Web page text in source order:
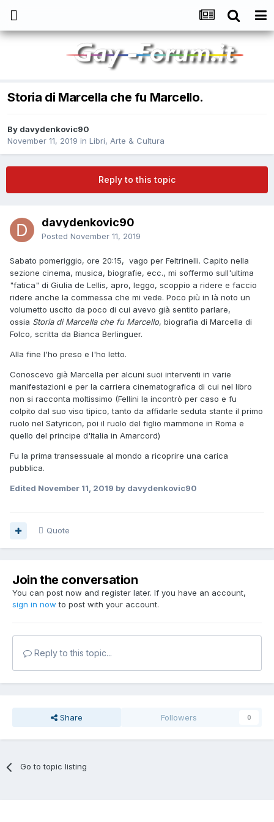
Storia di Marcella che fu Marcello.
By davydenkovic90
November 11, 2019 in Libri, Arte & Cultura
Reply to this topic
davydenkovic90
Posted November 11, 2019
Sabato pomeriggio, ore 20:15, vago per Feltrinelli. Capito nella
sezione cinema, musica, biografie, ecc., mi soffermo sull'ultima
"fatica" di Giulia de Lellis, apro, leggo, scoppio a ridere e faccio
ridere anche la commessa che mi vede. Poco più in là noto un
volumetto uscito da poco di cui avevo già sentito parlare,
ossia Storia di Marcella che fu Marcello, biografia di Marcella di
Folco, scritta da Bianca Berlinguer.
Alla fine l'ho preso e l'ho letto.
Conoscevo già Marcella per alcuni suoi interventi in varie
manifestazioni e per la carriera cinematografica di cui nel libro
non si racconta moltissimo (Fellini la incontrò per caso e fu
colpito dal suo viso tipico, tanto da affidarle seduta stante il primo
ruolo nel Satyricon, poi il ruolo del figlio mammone in Roma e
quello del principe d'Italia in Amarcord)
Fu la prima transessuale al mondo a ricoprire una carica
pubblica.
Edited November 11, 2019 by davydenkovic90
Quote
Join the conversation
You can post now and register later. If you have an account,
sign in now to post with your account.
Reply to this topic...
Share Followers 0
Go to topic listing